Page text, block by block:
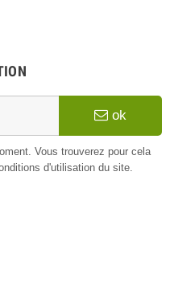
ok
Vous trouverez pour cela
d'utilisation du site.